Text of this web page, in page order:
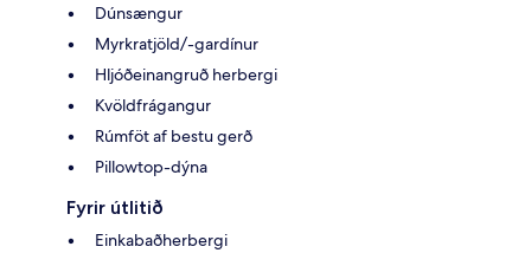
Dúnsængur
Myrkratjöld/-gardínur
Hljóðeinangruð herbergi
Kvöldfrágangur
Rúmföt af bestu gerð
Pillowtop-dýna
Fyrir útlitið
Einkabaðherbergi